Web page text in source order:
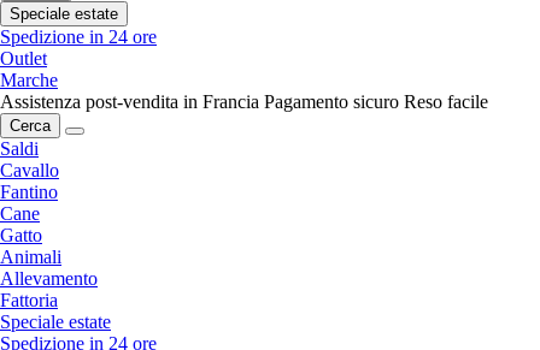
Speciale estate
Spedizione in 24 ore
Outlet
Marche
Assistenza post-vendita in Francia Pagamento sicuro Reso facile
Cerca
Saldi
Cavallo
Fantino
Cane
Gatto
Animali
Allevamento
Fattoria
Speciale estate
Spedizione in 24 ore